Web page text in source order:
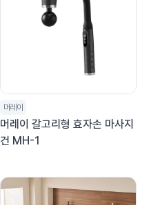
머레이
머레이 갈고리형 효자손 마사지
건 MH-1